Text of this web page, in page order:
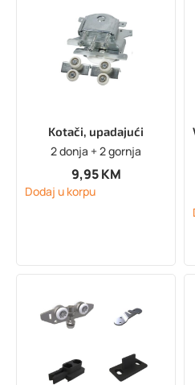
Kotači, upadajući
2 donja + 2 gornja
9,95KM
Dodaj u korpu